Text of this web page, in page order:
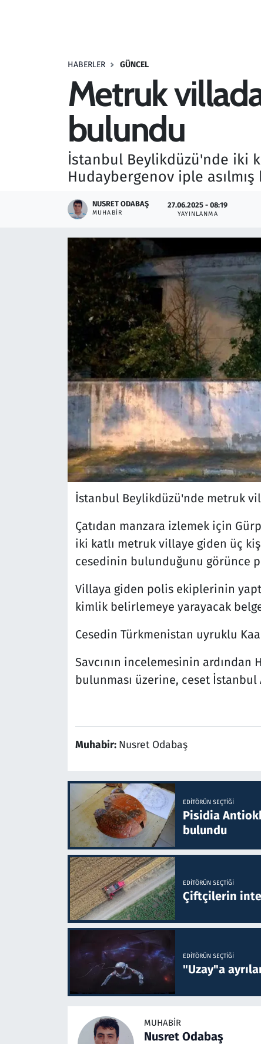
HABERLER GÜNCEL
Metruk
bulundu
İstanbul Beylikdüzü'nde iki
Hudaybergenov iple
NUSRET ODABAŞ
MUHABIR
27.06.2025 - 08:19
YAYINLANMA
İstanbul Beylikdüzü'nde metruk
Çatıdan manzara izlemek için
iki katlı metruk villaye giden üç
cesedinin bulunduğunu görünce
Villaya giden polis ekiplerinin
kimlik belirlemeye yarayacak belge
Cesedin Türkmenistan uyruklu
Savcının incelemesinin
bulunması üzerine, ceset
Muhabir: Nusret Odabaş
EDITÖRÜN SEÇTIĞI
Pisidia
bulundu
EDITÖRÜN SEÇTIĞI
Çiftçilerin
EDITÖRÜN SEÇTIĞI
"Uzay"a
MUHABIR
Nusret Odabaş
Savunma Sanayi
Teknoloji ve Bilim
Televizyon